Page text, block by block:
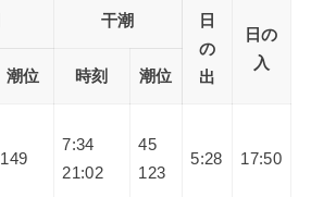
干潮
日
の
出
日の
入
潮位 時刻 潮位
149
7:34
21:02
45
123
5:28 17:50